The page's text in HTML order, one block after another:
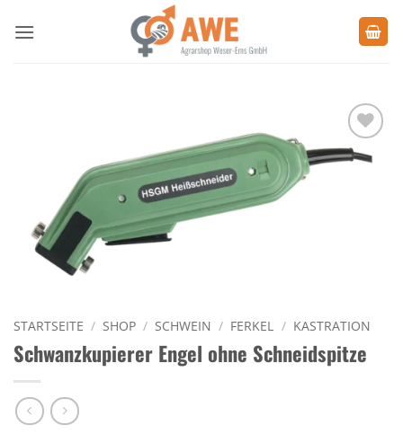
Inhalt
Zu den
STARTSEITE / SHOP / SCHWEIN / FERKEL / KASTRATION
Schwanzkupierer Engel ohne Schneidspitze